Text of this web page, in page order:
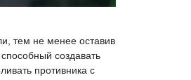
тем не менее оставив
создавать
противника с